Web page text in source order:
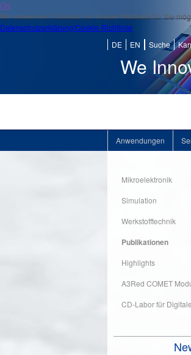
OK
Wir verwenden Cookies, um unsere Webseite für Sie
Datenschutzerklärung/Cookie-Richtlinie
We
DE EN Suche
Anwendungen
Mikroelektronik
Simulation
Werkstofftechnik
Publikationen
Highlights
A3Red COMET
CD-Labor für